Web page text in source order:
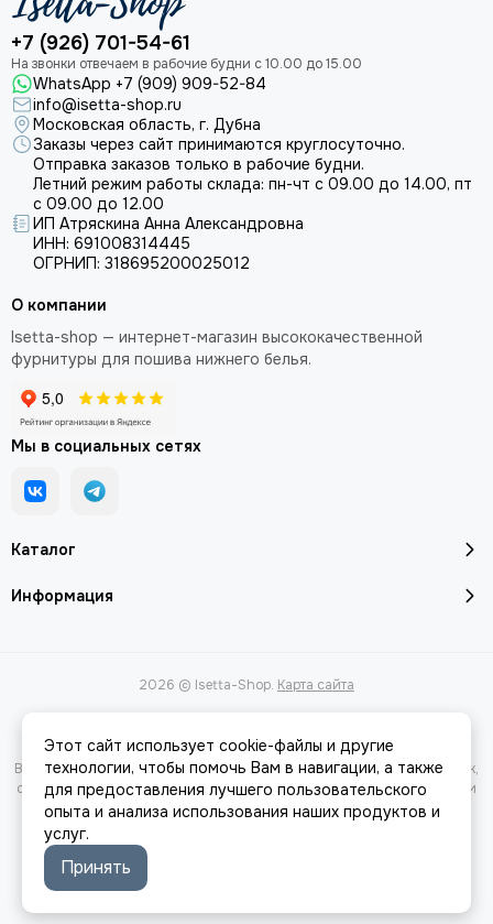
+7 (926) 701-54-61
WhatsApp +7 (909) 909-52-84
info@isetta-shop.ru
Московская область, г. Дубна
Заказы через сайт принимаются круглосуточно.
Отправка заказов только в рабочие будни.
Летний режим работы склада: пн-чт с 09.00 до 14.00, пт
с 09.00 до 12.00
ИП Атряскина Анна Александровна
ИНН: 691008314445
ОГРНИП: 318695200025012
Каталог
Информация
О компании
Isetta-shop — интернет-магазин высококачественной
фурнитуры для пошива нижнего белья.
Мы в социальных сетях
2026 © Isetta-Shop. Карта сайта
Вся представленная на сайте информация, касающаяся характеристик,
стоимости товаров и услуг, носит информационный характер и ни при
каких условиях не является публичной офертой, определяемой
положениями Статьи 437(2) Гражданского кодекса РФ.
Этот сайт использует cookie-файлы и другие
технологии, чтобы помочь Вам в навигации, а также
для предоставления лучшего пользовательского
опыта и анализа использования наших продуктов и
услуг.
Принять